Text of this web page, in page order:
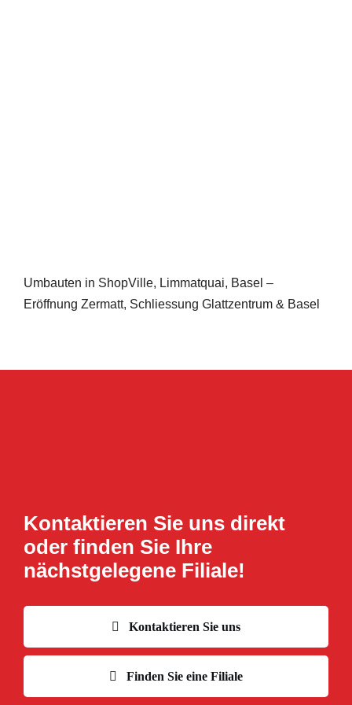
Umbauten in ShopVille, Limmatquai, Basel –
Eröffnung Zermatt, Schliessung Glattzentrum & Basel
Kontaktieren Sie uns direkt
oder finden Sie Ihre
nächstgelegene Filiale!
Kontaktieren Sie uns
Finden Sie eine Filiale